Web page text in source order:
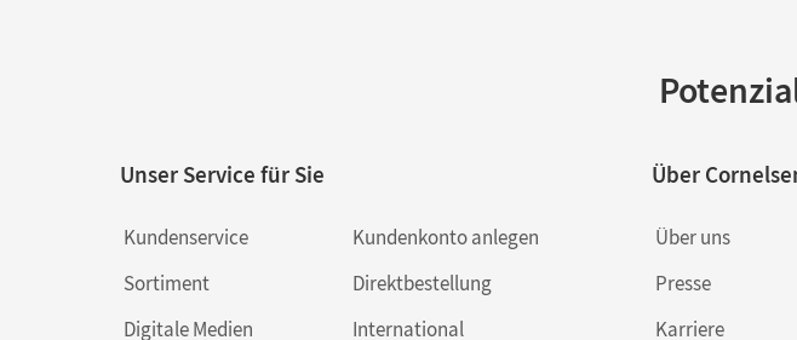
Unser Service für Sie
Kundenservice
Sortiment
Digitale Medien
Kundenkonto anlegen
Direktbestellung
International
Über
Über uns
Presse
Karriere